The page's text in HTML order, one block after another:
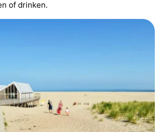
of drinken.